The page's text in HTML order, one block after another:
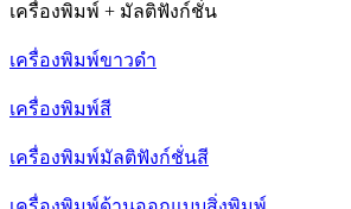
เครื่องพิมพ์ + มัลติฟังก์ชั่น
เครื่องพิมพ์ขาวดำ
เครื่องพิมพ์สี
เครื่องพิมพ์มัลติฟังก์ชั่นสี